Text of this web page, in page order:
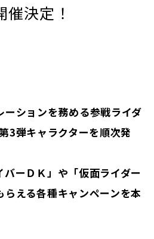
決定！
ーションを務める参戦ライダ
3弾キャラクターを順次発
バーＤＫ」や「仮面ライダー
らえる各種キャンペーンを本